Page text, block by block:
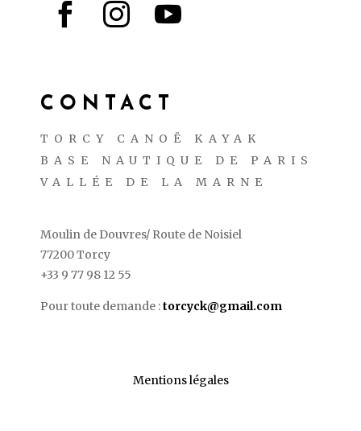
  
CONTACT
TORCY CANOË KAYAK
BASE NAUTIQUE DE PARIS
VALLÉE DE LA MARNE
Moulin de Douvres/ Route de Noisiel
77200 Torcy
+33 9 77 98 12 55
Pour toute demande :torcyck@gmail.com
Mentions légales